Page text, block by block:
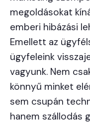
megoldásokat
emberi hibázási
Emellett az
ügyfeleink
vagyunk. Nem
könnyű minket
sem csupán
hanem szállodás